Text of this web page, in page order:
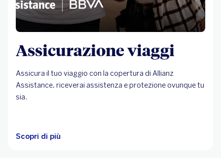
Assicurazione viaggi
Assicura il tuo viaggio con la copertura di Allianz
Assistance, riceverai assistenza e protezione ovunque tu
sia.
Scopri di più